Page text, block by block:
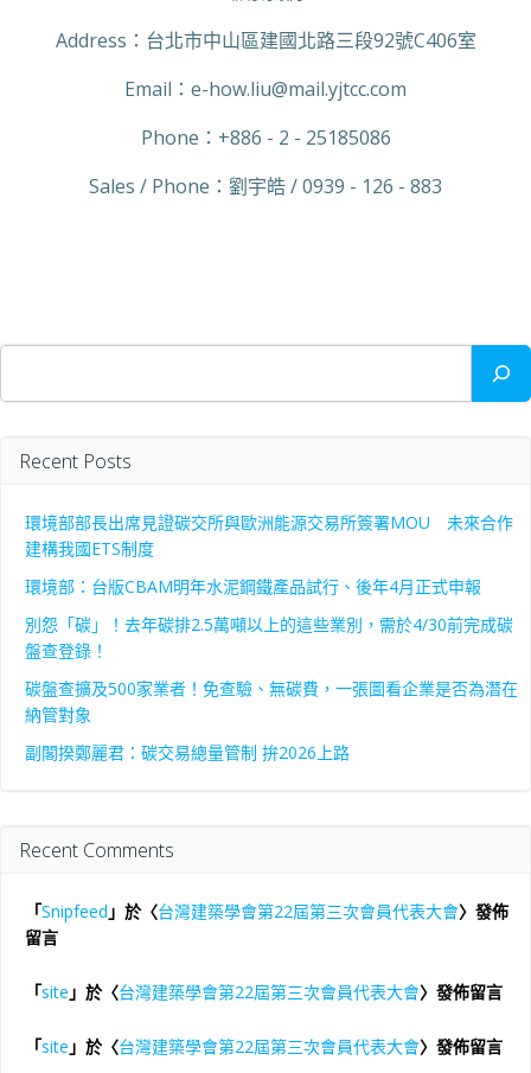
Address：台北市中山區建國北路三段92號C406室
Email： e-how.liu@mail.yjtcc.com
Phone：+886 - 2 - 25185086
Sales / Phone：劉宇皓 / 0939 - 126 - 883
搜
Recent Posts
環境部部長出席見證碳交所與歐洲能源交易所簽署MOU 未來合作
建構我國ETS制度
環境部：台版CBAM明年水泥鋼鐵產品試行、後年4月正式申報
別怨「碳」！去年碳排2.5萬噸以上的這些業別，需於4/30前完成碳
盤查登錄！
碳盤查擴及500家業者！免查驗、無碳費，一張圖看企業是否為潛在
納管對象
副閣揆鄭麗君：碳交易總量管制 拚2026上路
Recent Comments
「Snipfeed 」於〈台灣建築學會第22屆第三次會員代表大會〉發佈
留言
「site 」於〈台灣建築學會第22屆第三次會員代表大會〉發佈留言
「site 」於〈台灣建築學會第22屆第三次會員代表大會〉發佈留言